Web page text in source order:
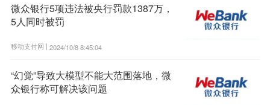
微众银行5项违法被央行罚款1387万，
5人同时被罚
移动支付网 | 2024/10/8 8:45:04
“幻觉”导致大模型不能大范围落地，微
众银行称可解决该问题